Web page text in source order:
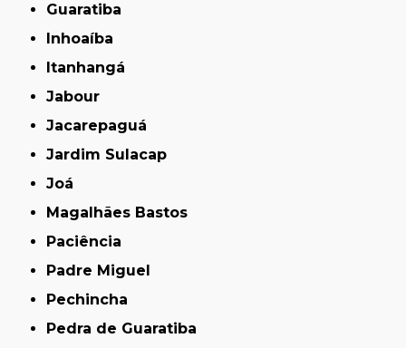
Guaratiba
Inhoaíba
Itanhangá
Jabour
Jacarepaguá
Jardim Sulacap
Joá
Magalhães Bastos
Paciência
Padre Miguel
Pechincha
Pedra de Guaratiba